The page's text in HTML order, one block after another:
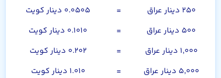
۲۵۰ دینار عراق
=
۰.۰۵۰۵ دینار کویت
۵۰۰ دینار عراق
=
۰.۱۰۱۰ دینار کویت
۱,۰۰۰ دینار عراق
=
۰.۲۰۲ دینار کویت
۵,۰۰۰ دینار عراق
=
۱.۰۱۰ دینار کویت